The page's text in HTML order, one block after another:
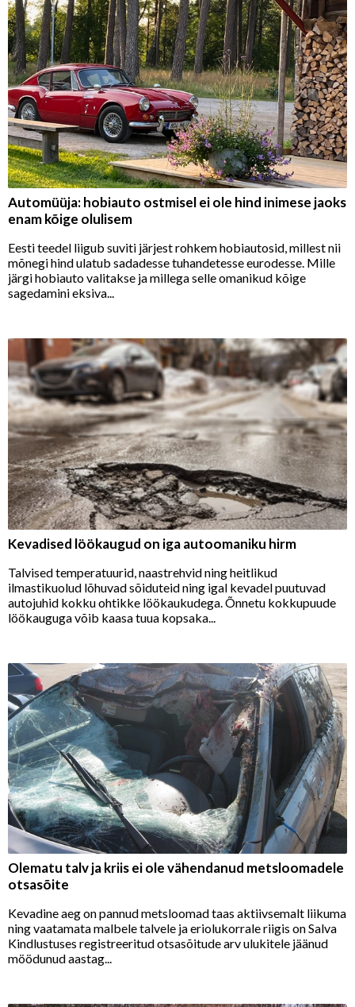
Automüüja: hobiauto ostmisel ei ole hind inimese jaoks
enam kõige olulisem
Eesti teedel liigub suviti järjest rohkem hobiautosid, millest nii
mõnegi hind ulatub sadadesse tuhandetesse eurodesse. Mille
järgi hobiauto valitakse ja millega selle omanikud kõige
sagedamini eksiva...
Kevadised löökaugud on iga autoomaniku hirm
Talvised temperatuurid, naastrehvid ning heitlikud
ilmastikuolud lõhuvad sõiduteid ning igal kevadel puutuvad
autojuhid kokku ohtikke löökaukudega. Õnnetu kokkupuude
löökauguga võib kaasa tuua kopsaka...
Olematu talv ja kriis ei ole vähendanud metsloomadele
otsasõite
Kevadine aeg on pannud metsloomad taas aktiivsemalt liikuma
ning vaatamata malbele talvele ja eriolukorrale riigis on Salva
Kindlustuses registreeritud otsasõitude arv ulukitele jäänud
möödunud aastag...